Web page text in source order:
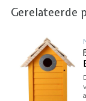
Gerelateerde